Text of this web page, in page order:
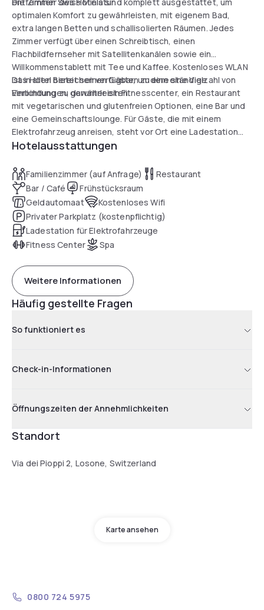
optimalen Komfort zu gewährleisten, mit eigenem Bad,
extra langen Betten und schallisolierten Räumen. Jedes
Zimmer verfügt über einen Schreibtisch, einen
Flachbildfernseher mit Satellitenkanälen sowie ein
Willkommenstablett mit Tee und Kaffee. Kostenloses WLAN
ist in allen Bereichen verfügbar, um eine ständige
Verbindung zu gewährleisten.
Das Hotel bietet seinen Gästen zudem eine Vielzahl von
Einrichtungen, darunter ein Fitnesscenter, ein Restaurant
mit vegetarischen und glutenfreien Optionen, eine Bar und
eine Gemeinschaftslounge. Für Gäste, die mit einem
Elektrofahrzeug anreisen, steht vor Ort eine Ladestation
zur Verfügung. Der Tag lässt sich mit einem entspannten
ausklingen.
Hotelausstattungen
Familienzimmer (auf Anfrage)
Restaurant
Bar / Café
Frühstücksraum
Geldautomaat
Kostenloses Wifi
Privater Parkplatz (kostenpflichtig)
Ladestation für Elektrofahrzeuge
Fitness Center
Spa
Weitere Informationen
Häufig gestellte Fragen
So funktioniert es
Check-in-Informationen
Öffnungszeiten der Annehmlichkeiten
Standort
Via dei Pioppi 2, Losone, Switzerland
Karte ansehen
0800 724 5975